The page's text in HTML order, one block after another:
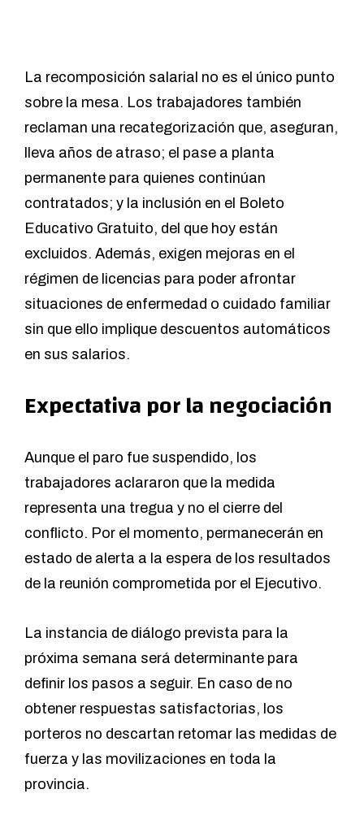
La recomposición salarial no es el único punto
sobre la mesa. Los trabajadores también
reclaman una recategorización que, aseguran,
lleva años de atraso; el pase a planta
permanente para quienes continúan
contratados; y la inclusión en el Boleto
Educativo Gratuito, del que hoy están
excluidos. Además, exigen mejoras en el
régimen de licencias para poder afrontar
situaciones de enfermedad o cuidado familiar
sin que ello implique descuentos automáticos
en sus salarios.
Expectativa por la negociación
Aunque el paro fue suspendido, los
trabajadores aclararon que la medida
representa una tregua y no el cierre del
conflicto. Por el momento, permanecerán en
estado de alerta a la espera de los resultados
de la reunión comprometida por el Ejecutivo.
La instancia de diálogo prevista para la
próxima semana será determinante para
definir los pasos a seguir. En caso de no
obtener respuestas satisfactorias, los
porteros no descartan retomar las medidas de
fuerza y las movilizaciones en toda la
provincia.